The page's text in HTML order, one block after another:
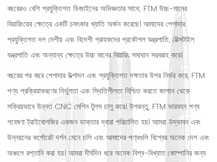
বছরেরও বেশি প্রযুক্তিগত ডিজাইনের অভিজ্ঞতার সাথে, FTM উচ্চ-মানের
বিয়ারিংয়ের ক্ষেত্রে একটি চমৎকার খ্যাতি অর্জন করেছে। আমাদের পেশাদার
প্রযুক্তিগত দল দেশীয় এবং বিদেশী গ্রাহকদের প্রকৌশল যন্ত্রপাতি, টেক্সটাইল
যন্ত্রপাতি এবং অন্যান্য ক্ষেত্রে উচ্চ মানের বিয়ারিং সমাধান সরবরাহ করে।
বছরের পর বছর পেশাদার উত্পাদন এবং প্রযুক্তিগত দক্ষতার উপর নির্ভর করে, FTM
পণ্য প্রক্রিয়াকরণের নির্ভুলতা এবং স্থিতিশীলতা নিশ্চিত করতে জাপান থেকে
সক্রিয়ভাবে উন্নত CNC মেশিন টুলস চালু করে। উপরন্তু, FTM ভারবহন পণ্য
গবেষণা ট্রাইবোলজির একজন ডাক্তার দ্বারা পরিচালিত হয়। আমরা উদ্ভাবন এবং
উন্নয়নের কর্পোরেট দর্শন মেনে চলি এবং আমাদের পণ্যগুলি বিশ্বের অনেক দেশ এবং
অঞ্চলে রপ্তানি করা হয়। আমরা দীর্ঘদিন ধরে অনেক বিশ্ব-বিখ্যাত কোম্পানির জন্য